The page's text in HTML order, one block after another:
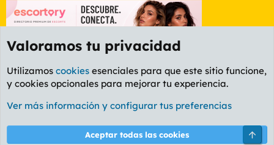
Etiquetas
Cookies
PL OLDSTYLE AMARILLO
Términos y reglas Política de privacidad Ayuda
Valoramos tu privacidad
Utilizamos cookies esenciales para que este sitio funcione,
y cookies opcionales para mejorar tu experiencia.
Ver más información y configurar tus preferencias
Aceptar todas las cookies